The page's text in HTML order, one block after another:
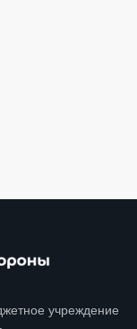
учреждение